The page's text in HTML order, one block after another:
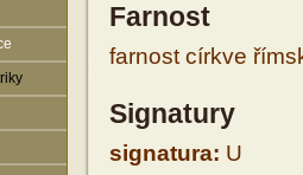
Farnost
farnost církve
Signatury
signatura: U